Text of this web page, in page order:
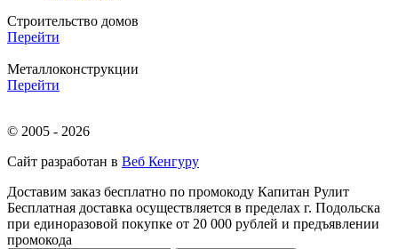
Строительство домов
Перейти
Металлоконструкции
Перейти
© 2005 - 2026
Сайт разработан в Веб Кенгуру
Доставим заказ бесплатно по промокоду Капитан Рулит
Бесплатная доставка осуществляется в пределах г. Подольска
при единоразовой покупке от 20 000 рублей и предъявлении
промокода